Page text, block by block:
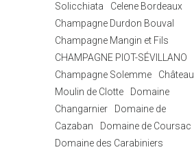
Solicchiata
Celene Bordeaux
Champagne Durdon Bouval
Champagne Mangin et Fils
CHAMPAGNE PIOT-SÉVILLANO
Champagne Solemme
Château
Moulin de Clotte
Domaine
Changarnier
Domaine de
Cazaban
Domaine de Coursac
Domaine des Carabiniers